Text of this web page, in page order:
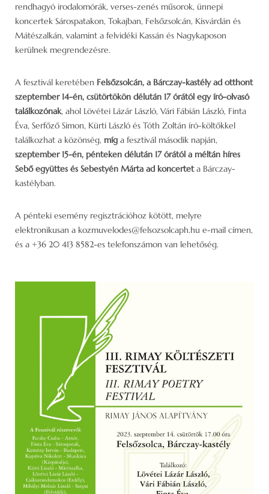
rendhagyó irodalomórák, verses-zenés műsorok, ünnepi
koncertek Sárospatakon, Tokajban, Felsőzsolcán, Kisvárdán és
Mátészalkán, valamint a felvidéki Kassán és Nagykaposon
kerülnek megrendezésre.
A fesztivál keretében Felsőzsolcán, a Bárczay-kastély ad otthont
szeptember 14-én, csütörtökön délután 17 órától egy író-olvasó
találkozónak, ahol Lövétei Lázár László, Vári Fábián László, Finta
Éva, Serfőző Simon, Kürti László és Tóth Zoltán író-költőkkel
találkozhat a közönség, míg a fesztivál második napján,
szeptember 15-én, pénteken délután 17 órától a méltán híres
Sebő együttes és Sebestyén Márta ad koncerteta Bárczay-
kastélyban.
A pénteki esemény regisztrációhoz kötött, melyre
elektronikusan a kozmuvelodes@felsozsolcaph.hu e-mail címen,
és a +36 20 413 8582-es telefonszámon van lehetőség.